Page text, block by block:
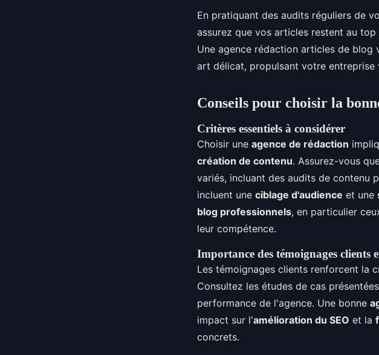
En pratiquant des audits réguliers de
assurez que vos articles restent au
Une agence rédaction articles de
art délicat, propulsant votre entreprise
Conseils pour choisir la
Critères essentiels à considérer
Choisir une agence de rédaction
création de contenu. Assurez-vous
variés, incluant des audits de contenu
incluent une ciblage d'audience et une
blog professionnels, en particulier
leur compétence.
Importance des témoignages clients
Les témoignages clients renforcent la
Consultez les études de cas
performance de l'agence. Une bonne
impact sur l'amélioration du SEO et la
concrets.